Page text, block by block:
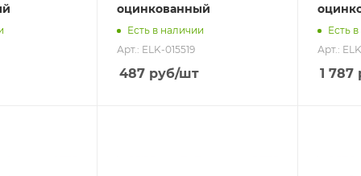
оцинкованный
Есть в наличии
Арт.: ELK-015519
487 руб/шт
Есть
Арт.:
1 787